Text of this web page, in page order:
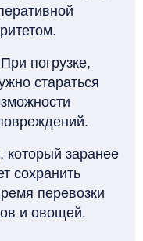
При погрузке,
стараться
, который заранее
сохранить
перевозки
и овощей.